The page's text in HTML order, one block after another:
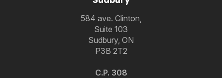
584 ave. Clinton,
Suite 103
Sudbury, ON
P3B 2T2
C.P. 308